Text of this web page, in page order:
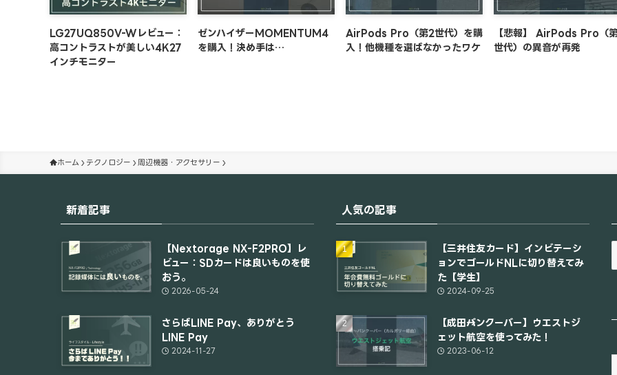
LG27UQ850V-Wレビュー：
高コントラストが美しい4K27
インチモニター
ゼンハイザーMOMENTUM4
を購入！決め手は…
AirPods Pro（第2世代）を購
入！他機種を選ばなかったワケ
【悲報】 AirPods Pro（
世代）の異音が再発
ホーム テクノロジー 周辺機器・アクセサリー
新着記事
【Nextorage NX-F2PRO】レ
ビュー：SDカードは良いものを使
おう。
2026-05-24
さらばLINE Pay、ありがとう
LINE Pay
2024-11-27
人気の記事
【三井住友カード】インビテーシ
ョンでゴールドNLに切り替えてみ
た【学生】
2024-09-25
【成田→バンクーバー】ウエストジ
ェット航空を使ってみた！
2023-06-12